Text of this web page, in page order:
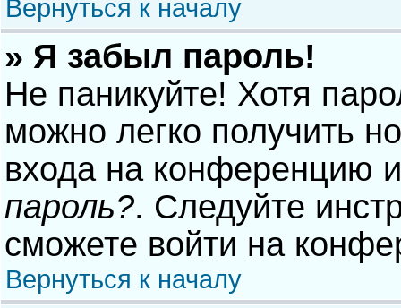
Вернуться к началу
» Я забыл пароль!
Не паникуйте! Хотя
можно легко получить
входа на конференцию
пароль?. Следуйте
сможете войти на
Вернуться к началу